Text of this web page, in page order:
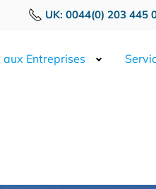
UK: 0044(0) 203 445
aux Entreprises